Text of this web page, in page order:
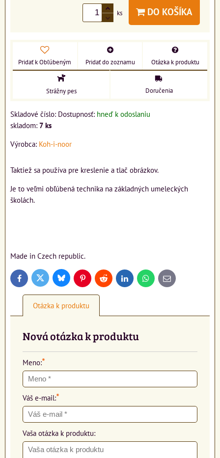
ks DO KOŠÍKA
Pridať k Obľúbeným Pridať do zoznamu Otázka k produktu
Strážny pes Doručenia
Skladové číslo: Dostupnosť: hneď k odoslaniu
skladom: 7 ks
Výrobca: Koh-i-noor
Taktiež sa používa pre kreslenie a tlač obrázkov.
Je to veľmi obľúbená technika na základných umeleckých
školách.
Made in Czech republic.
FacebookTwitter BlueskyPinterestReddit LinkedInWhatsApp
E-
mail
Otázka k produktu
Nová otázka k produktu
Meno:*
Váš e-mail:*
Vaša otázka k produktu: